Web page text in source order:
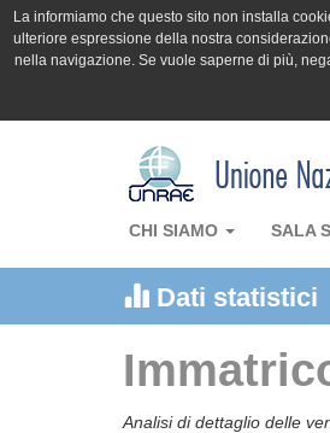
La informiamo che questo sito non installa
ulteriore espressione della nostra
nella navigazione. Se vuole saperne di più,
CHI SIAMO SALA
Dati statistici
Analisi di dettaglio delle